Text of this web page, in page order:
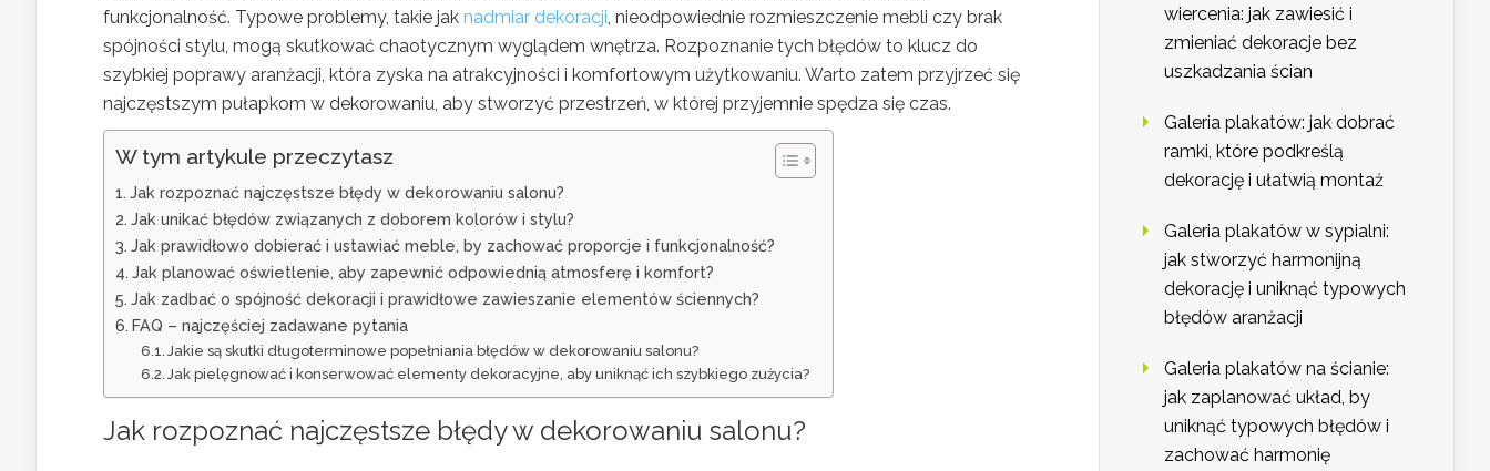
funkcjonalność. Typowe problemy, takie jak nadmiar dekoracji , nieodpowiednie rozmieszczenie mebli czy brak
spójności stylu, mogą skutkować chaotycznym wyglądem wnętrza. Rozpoznanie tych błędów to klucz do
szybkiej poprawy aranżacji, która zyska na atrakcyjności i komfortowym użytkowaniu. Warto zatem przyjrzeć się
najczęstszym pułapkom w dekorowaniu, aby stworzyć przestrzeń, w której przyjemnie spędza się czas.
W tym artykule przeczytasz
Jak rozpoznać najczęstsze błędy w dekorowaniu salonu?
Jak unikać błędów związanych z doborem kolorów i stylu?
Jak prawidłowo dobierać i ustawiać meble, by zachować proporcje i funkcjonalność?
Jak planować oświetlenie, aby zapewnić odpowiednią atmosferę i komfort?
Jak zadbać o spójność dekoracji i prawidłowe zawieszanie elementów ściennych?
FAQ – najczęściej zadawane pytania
Jakie są skutki długoterminowe popełniania błędów w dekorowaniu salonu?
Jak pielęgnować i konserwować elementy dekoracyjne, aby uniknąć ich szybkiego zużycia?
Jak rozpoznać najczęstsze błędy w dekorowaniu salonu?
wiercenia: jak zawiesić i
zmieniać dekoracje bez
uszkadzania ścian
Galeria plakatów: jak dobrać
ramki, które podkreślą
dekorację i ułatwią montaż
Galeria plakatów w sypialni:
jak stworzyć harmonijną
dekorację i uniknąć typowych
błędów aranżacji
Galeria plakatów na ścianie:
jak zaplanować układ, by
uniknąć typowych błędów i
zachować harmonię